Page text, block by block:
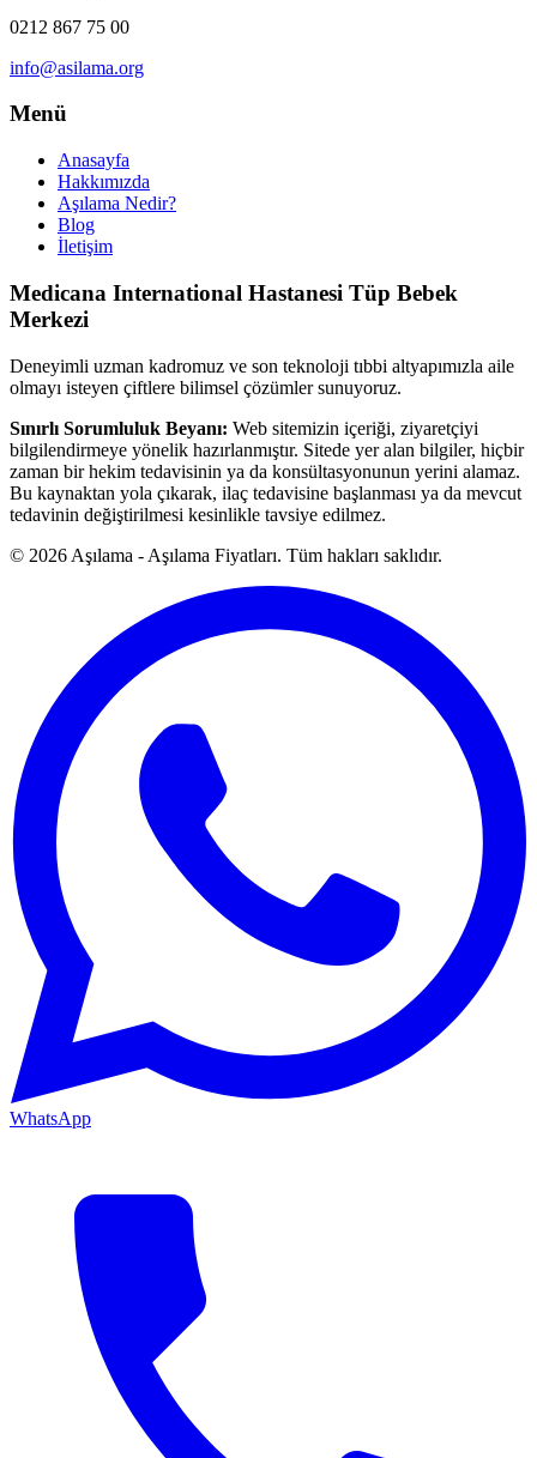
0212 867 75 00
info@asilama.org
Menü
Anasayfa
Hakkımızda
Aşılama Nedir?
Blog
İletişim
Medicana International Hastanesi Tüp Bebek
Merkezi
Deneyimli uzman kadromuz ve son teknoloji tıbbi altyapımızla aile
olmayı isteyen çiftlere bilimsel çözümler sunuyoruz.
Sınırlı Sorumluluk Beyanı: Web sitemizin içeriği, ziyaretçiyi
bilgilendirmeye yönelik hazırlanmıştır. Sitede yer alan bilgiler, hiçbir
zaman bir hekim tedavisinin ya da konsültasyonunun yerini alamaz.
Bu kaynaktan yola çıkarak, ilaç tedavisine başlanması ya da mevcut
tedavinin değiştirilmesi kesinlikle tavsiye edilmez.
© 2026 Aşılama - Aşılama Fiyatları. Tüm hakları saklıdır.
WhatsApp